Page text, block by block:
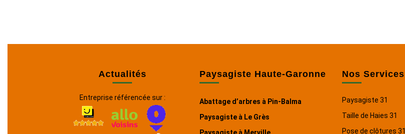
Actualités
Entreprise référencée sur :
Paysagiste Haute-Garonne
Abattage d’arbres à Pin-Balma
Paysagiste à Le Grès
Nos Services
Paysagiste 31
Taille de Haies 31
Pose de clôtures 31